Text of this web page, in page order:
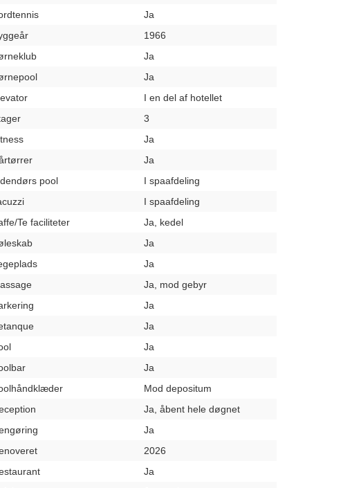
Ja
1966
Ja
Ja
I en del af hotellet
3
Ja
Ja
pool
I spaafdeling
I spaafdeling
Te faciliteter
Ja, kedel
Ja
Ja
Ja, mod gebyr
Ja
Ja
Ja
Ja
Mod depositum
Ja, åbent hele døgnet
Ja
2026
Ja